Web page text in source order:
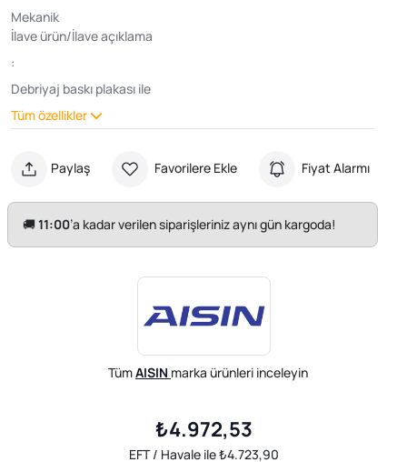
Mekanik
İlave ürün/İlave açıklama
:
Debriyaj baskı plakası ile
Tüm özellikler
Paylaş Favorilere Ekle Fiyat Alarmı
🚚11:00’a kadar verilen siparişleriniz aynı gün kargoda!
TümAISIN marka ürünleri inceleyin
₺4.972,53
EFT / Havale ile ₺4.723,90